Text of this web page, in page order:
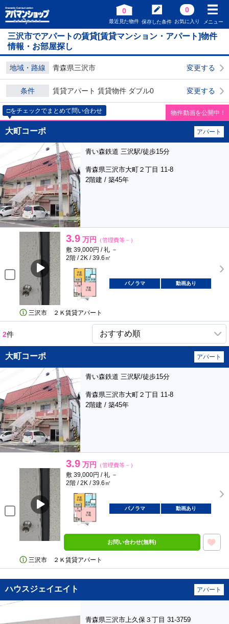
0
最近見た物件 保存した条件
0
お気に入り メニュー
三沢市でアパートの賃貸[賃貸マンション・アパート]物件
情報・お部屋探し
地域・路線 青森県三沢市 変更する
条件 賃貸アパート 賃貸物件 ダブル0 変更する
□をチェックでまとめて問い合わせ 物件動画を公開中！
大町コーポ アパート
青い森鉄道 三沢駅/徒歩15分
青森県三沢市大町２丁目 11-8
2階建 / 築45年
3.9 万円 （管理費等－）
敷 39,000円 / 礼 －
2階 / 2K / 39.6㎡
パノラマ 動画あり
三沢市 ２Ｋ賃貸アパート
2件
大町コーポ アパート
青い森鉄道 三沢駅/徒歩15分
青森県三沢市大町２丁目 11-8
2階建 / 築45年
3.9 万円 （管理費等－）
敷 39,000円 / 礼 －
2階 / 2K / 39.6㎡
パノラマ 動画あり
お問い合わせ(無料)
三沢市 ２Ｋ賃貸アパート
ハウスジェイエイト アパート
青森県三沢市上久保３丁目 31-3759